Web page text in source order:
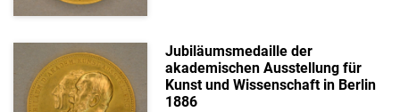
Jubiläumsmedaille der
akademischen Ausstellung für
Kunst und Wissenschaft in Berlin
1886